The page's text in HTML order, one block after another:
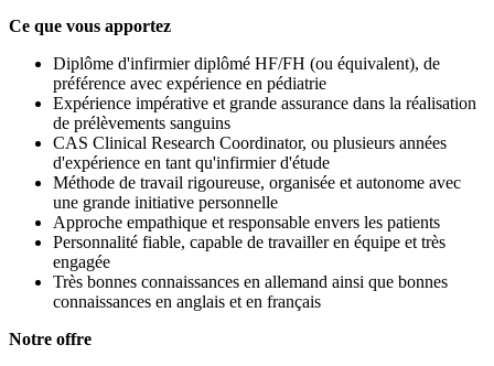
Ce que vous apportez
Diplôme d'infirmier diplômé HF/FH (ou équivalent), de
préférence avec expérience en pédiatrie
Expérience impérative et grande assurance dans la réalisation
de prélèvements sanguins
CAS Clinical Research Coordinator, ou plusieurs années
d'expérience en tant qu'infirmier d'étude
Méthode de travail rigoureuse, organisée et autonome avec
une grande initiative personnelle
Approche empathique et responsable envers les patients
Personnalité fiable, capable de travailler en équipe et très
engagée
Très bonnes connaissances en allemand ainsi que bonnes
connaissances en anglais et en français
Notre offre